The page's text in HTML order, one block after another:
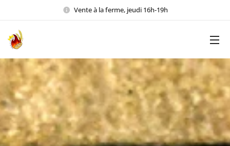
Vente à la ferme, jeudi 16h-19h